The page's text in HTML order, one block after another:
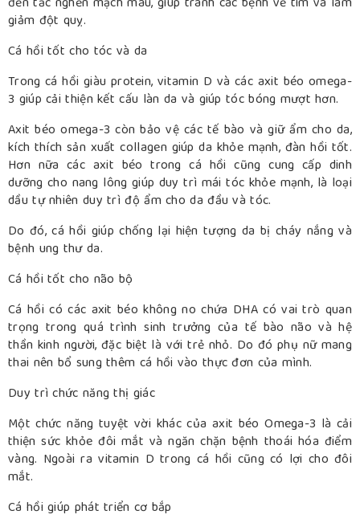
giảm đột quỵ.
Cá hồi tốt cho tóc và da
Trong cá hồi giàu protein, vitamin D và các axit béo omega-
3 giúp cải thiện kết cấu làn da và giúp tóc bóng mượt hơn.
Axit béo omega-3 còn bảo vệ các tế bào và giữ ẩm cho da,
kích thích sản xuất collagen giúp da khỏe mạnh, đàn hồi tốt.
Hơn nữa các axit béo trong cá hồi cũng cung cấp dinh
dưỡng cho nang lông giúp duy trì mái tóc khỏe mạnh, là loại
dầu tự nhiên duy trì độ ẩm cho da đầu và tóc.
Do đó, cá hồi giúp chống lại hiện tượng da bị cháy nắng và
bệnh ung thư da.
Cá hồi tốt cho não bộ
Cá hồi có các axit béo không no chứa DHA có vai trò quan
trọng trong quá trình sinh trưởng của tế bào não và hệ
thần kinh người, đặc biệt là với trẻ nhỏ. Do đó phụ nữ mang
thai nên bổ sung thêm cá hồi vào thực đơn của mình.
Duy trì chức năng thị giác
Một chức năng tuyệt vời khác của axit béo Omega-3 là cải
thiện sức khỏe đôi mắt và ngăn chặn bệnh thoái hóa điểm
vàng. Ngoài ra vitamin D trong cá hồi cũng có lợi cho đôi
mắt.
Cá hồi giúp phát triển cơ bắp